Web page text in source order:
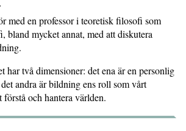
med en professor i teoretisk filosofi som
bland mycket annat, med att diskutera
har två dimensioner: det ena är en personlig
andra är bildning ens roll som vårt
förstå och hantera världen.